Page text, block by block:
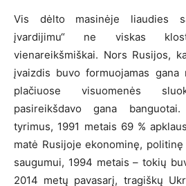
Vis dėlto masinėje liaudies
įvardijimu“ ne viskas
vienareikšmiškai. Nors Rusijos,
įvaizdis buvo formuojamas
plačiuose visuomenės
pasireikšdavo gana
tyrimus, 1991 metais 69 %
matė Rusijoje ekonominę,
saugumui, 1994 metais – tokių
2014 metų pavasarį, tragiškų